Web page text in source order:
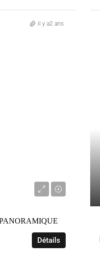
il y a2 ans
Détails